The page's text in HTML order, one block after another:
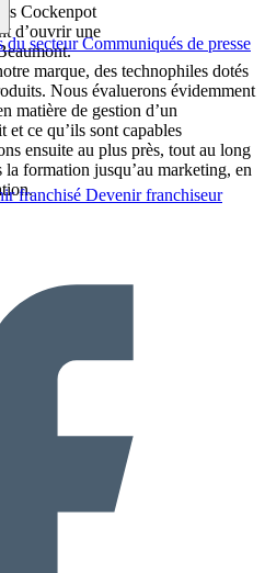
du secteur Communiqués de presse
franchisé Devenir franchiseur
Cockenpot
d’ouvrir une
marque, des technophiles dotés
Nous évaluerons évidemment
matière de gestion d’un
et ce qu’ils sont capables
ensuite au plus près, tout au long
la formation jusqu’au marketing, en